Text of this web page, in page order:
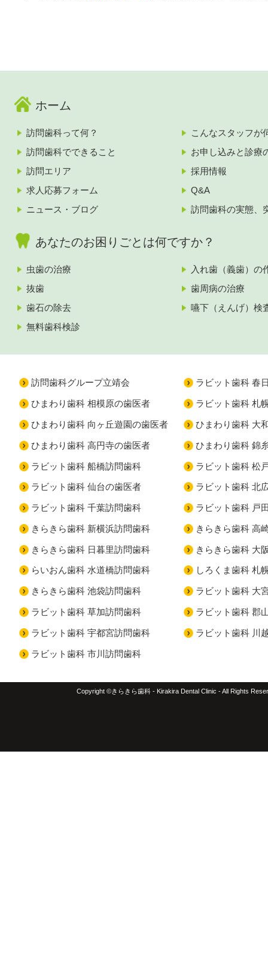
ホーム
訪問歯科って何？
こんなスタッフが
訪問歯科でできること
お申し込みと診療
訪問エリア
採用情報
求人応募フォーム
Q&A
ニュース・ブログ
訪問歯科の実態、
あなたのお困りごとは何ですか？
虫歯の治療
入れ歯（義歯）の
抜歯
歯周病の治療
歯石の除去
嚥下（えんげ）検
無料歯科検診
訪問歯科グループ立靖会 ラビット歯科 春
ひまわり歯科 相模原の歯医者 ラビット歯科 札
ひまわり歯科 向ヶ丘遊園の歯医者 ひまわり歯科 大
ひまわり歯科 高円寺の歯医者 ひまわり歯科 錦
ラビット歯科 船橋訪問歯科 ラビット歯科 松
ラビット歯科 仙台の歯医者 ラビット歯科 北
ラビット歯科 千葉訪問歯科 ラビット歯科 戸
きらきら歯科 新横浜訪問歯科 きらきら歯科 高
きらきら歯科 日暮里訪問歯科 きらきら歯科 大
らいおん歯科 水道橋訪問歯科 しろくま歯科 札
きらきら歯科 池袋訪問歯科 ラビット歯科 大
ラビット歯科 草加訪問歯科 ラビット歯科 郡
ラビット歯科 宇都宮訪問歯科 ラビット歯科 川
ラビット歯科 市川訪問歯科
Copyright ©きらきら歯科 - Kirakira Dental Clinic - All Rights